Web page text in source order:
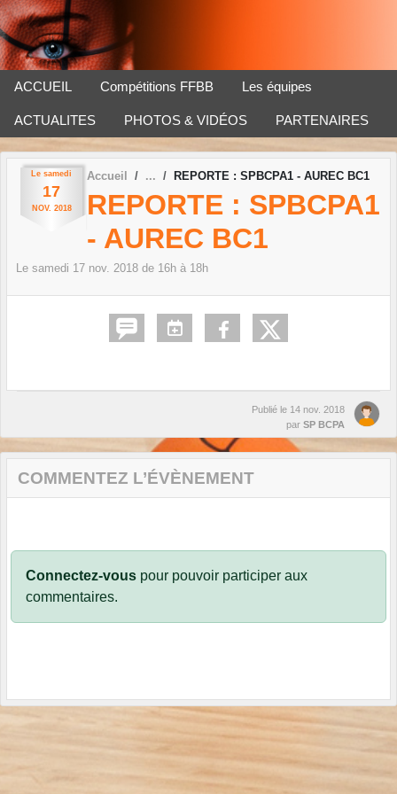
ACCUEIL Compétitions FFBB Les équipes
ACTUALITES PHOTOS & VIDÉOS PARTENAIRES
Le samedi
17
NOV. 2018
Accueil REPORTE : SPBCPA1 - AUREC BC1
REPORTE : SPBCPA1
- AUREC BC1
Le samedi 17 nov. 2018 de 16h à 18h
Publié le 14 nov. 2018
par SP BCPA
COMMENTEZ L’ÉVÈNEMENT
Connectez-vous pour pouvoir participer aux
commentaires.
Panneau de gestion des cookies